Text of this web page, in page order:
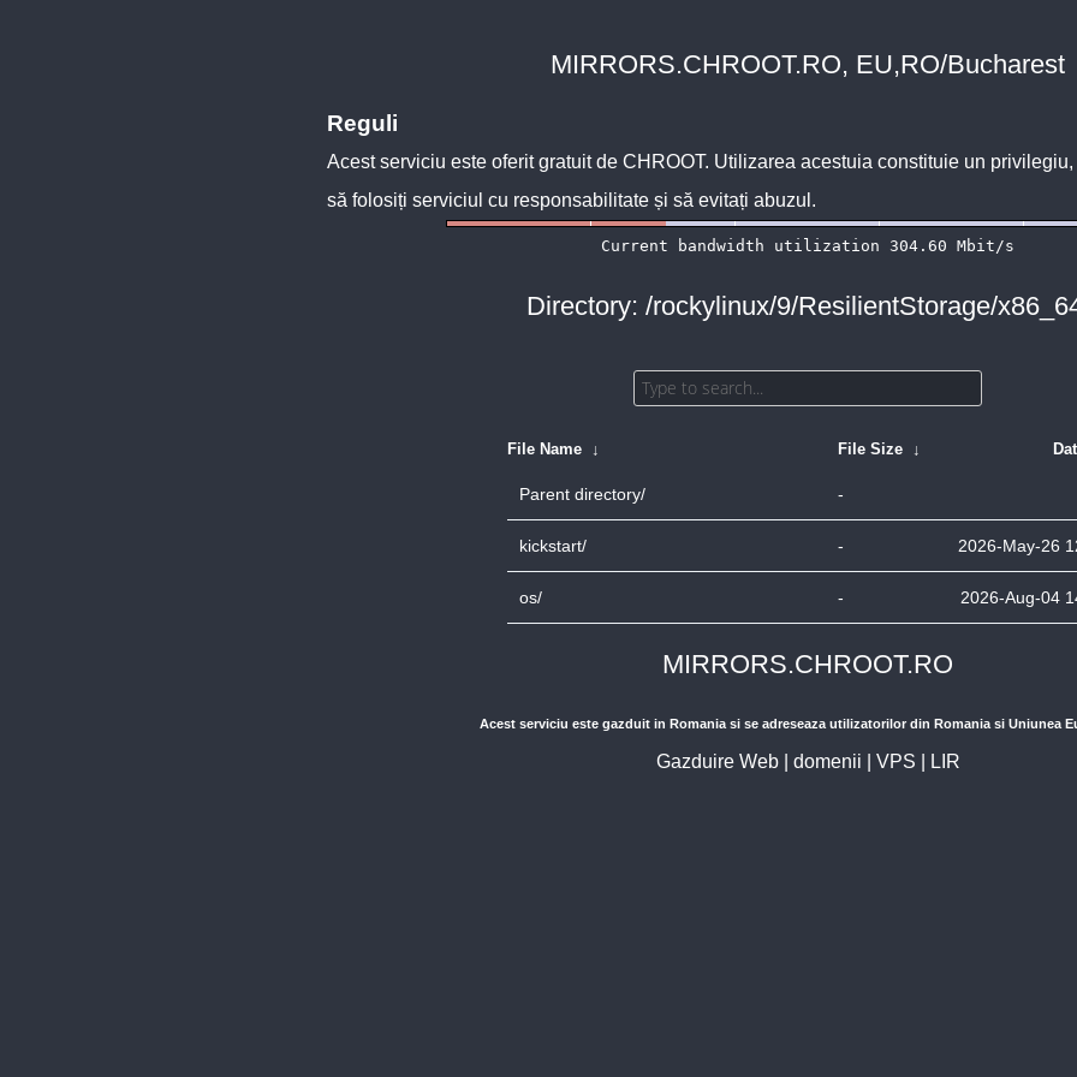
MIRRORS.CHROOT.RO, EU,RO/Bucharest
Reguli
Acest serviciu este oferit gratuit de CHROOT. Utilizarea acestuia constituie un
să folosiți serviciul cu responsabilitate și să evitați abuzul.
Directory: /rockylinux/9/ResilientStorage/
File Name ↓ File Size ↓
Parent directory/ -
kickstart/ - 2026-May-26
os/ - 2026-Aug-04
MIRRORS.CHROOT.RO
Acest serviciu este gazduit in Romania si se adreseaza utilizatorilor din Romania si Uniunea
Gazduire Web| domenii VPS LIR